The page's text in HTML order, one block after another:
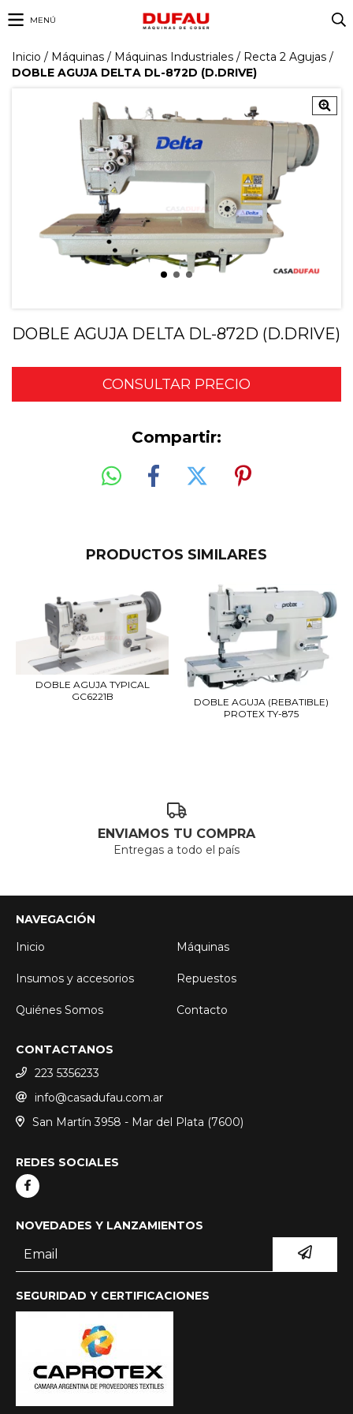
MENÚ
Inicio / Máquinas / Máquinas Industriales / Recta 2 Agujas /
DOBLE AGUJA DELTA DL-872D (D.DRIVE)
DOBLE AGUJA DELTA DL-872D (D.DRIVE)
Compartir:
PRODUCTOS SIMILARES
DOBLE AGUJA TYPICAL
GC6221B
DOBLE AGUJA (REBATIBLE)
PROTEX TY-875
ENVIAMOS TU COMPRA
Entregas a todo el país
NAVEGACIÓN
Inicio
Máquinas
Insumos y accesorios Repuestos
Quiénes Somos Contacto
CONTACTANOS
223 5356233
info@casadufau.com.ar
San Martín 3958 - Mar del Plata (7600)
REDES SOCIALES
NOVEDADES Y LANZAMIENTOS
SEGURIDAD Y CERTIFICACIONES